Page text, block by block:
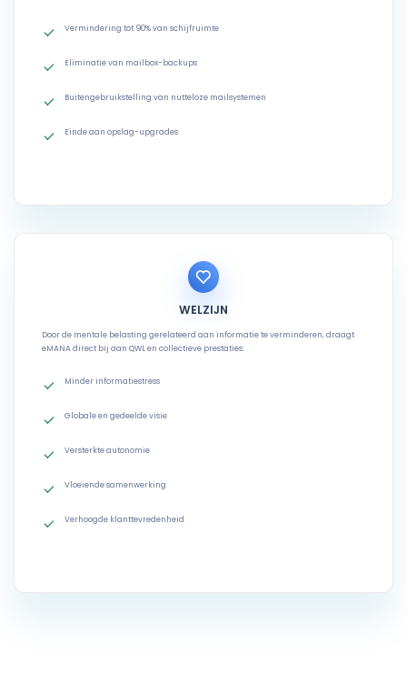
Vermindering tot 90% van schijfruimte
Eliminatie van mailbox-backups
Buitengebruikstelling van nutteloze mailsystemen
Einde aan opslag-upgrades
WELZIJN
Door de mentale belasting gerelateerd aan informatie te verminderen, draagt
eMANA direct bij aan QWL en collectieve prestaties:
Minder informatiestress
Globale en gedeelde visie
Versterkte autonomie
Vloeiende samenwerking
Verhoogde klanttevredenheid